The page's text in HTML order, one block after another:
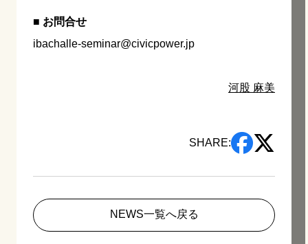
■ お問合せ
ibachalle-seminar@civicpower.jp
河股 麻美
SHARE:
NEWS一覧へ戻る